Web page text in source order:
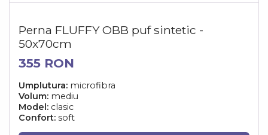
Perna FLUFFY OBB puf sintetic -
50x70cm
355 RON
Umplutura: microfibra
Volum: mediu
Model: clasic
Confort: soft